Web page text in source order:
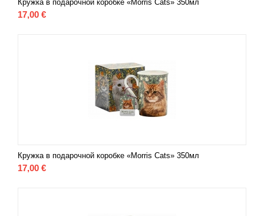
Кружка в подарочной коробке «Morris Cats» 350мл
17,00 €
Кружка в подарочной коробке «Morris Cats» 350мл
17,00 €